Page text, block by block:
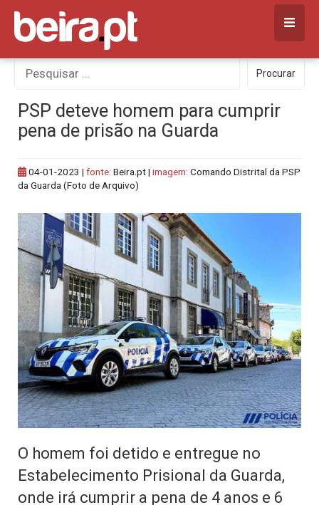
Skip
content
Procurar
por:
Procurar
PSP deteve homem para cumprir
pena de prisão na Guarda
04-01-2023 | fonte: Beira.pt | imagem: Comando Distrital da PSP
da Guarda (Foto de Arquivo)
O homem foi detido e entregue no
Estabelecimento Prisional da Guarda,
onde irá cumprir a pena de 4 anos e 6